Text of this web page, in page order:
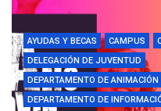
AYUDAS Y BECAS CAMPUS
DELEGACIÓN DE JUVENTUD
DEPARTAMENTO DE
DEPARTAMENTO DE